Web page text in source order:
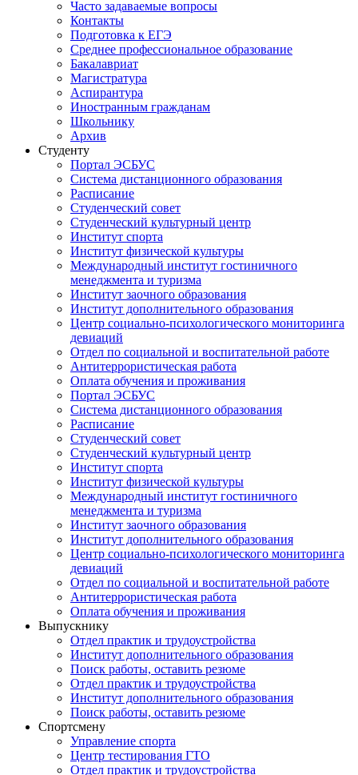
Часто задаваемые вопросы
Контакты
Подготовка к ЕГЭ
Среднее профессиональное образование
Бакалавриат
Магистратура
Аспирантура
Иностранным гражданам
Школьнику
Архив
Студенту
Портал ЭСБУС
Система дистанционного образования
Расписание
Студенческий совет
Студенческий культурный центр
Институт спорта
Институт физической культуры
Международный институт гостиничного
менеджмента и туризма
Институт заочного образования
Институт дополнительного образования
Центр социально-психологического мониторинга
девиаций
Отдел по социальной и воспитательной работе
Антитеррористическая работа
Оплата обучения и проживания
Портал ЭСБУС
Система дистанционного образования
Расписание
Студенческий совет
Студенческий культурный центр
Институт спорта
Институт физической культуры
Международный институт гостиничного
менеджмента и туризма
Институт заочного образования
Институт дополнительного образования
Центр социально-психологического мониторинга
девиаций
Отдел по социальной и воспитательной работе
Антитеррористическая работа
Оплата обучения и проживания
Выпускнику
Отдел практик и трудоустройства
Институт дополнительного образования
Поиск работы, оставить резюме
Отдел практик и трудоустройства
Институт дополнительного образования
Поиск работы, оставить резюме
Спортсмену
Управление спорта
Центр тестирования ГТО
Отдел практик и трудоустройства